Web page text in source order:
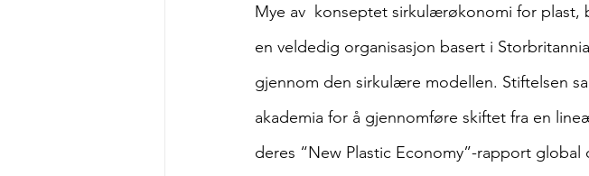
Mye av  konseptet sirkulærøkonomi for plast,
en veldedig organisasjon basert i
gjennom den sirkulære modellen. Stiftelsen
akademia for å gjennomføre skiftet fra en
deres “New Plastic Economy”-rapport